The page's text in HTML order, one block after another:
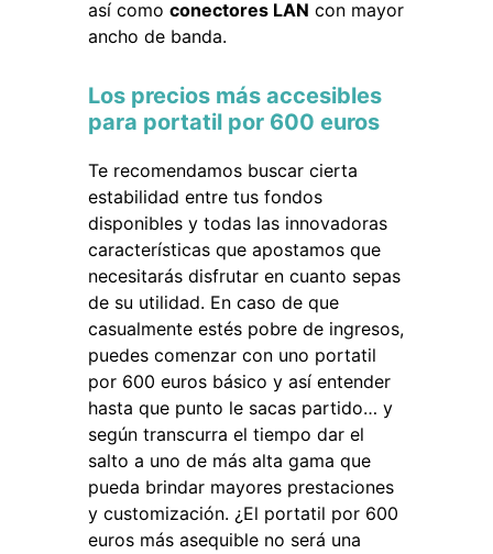
así como conectores LAN con mayor
ancho de banda.
Los precios más accesibles
para portatil por 600 euros
Te recomendamos buscar cierta
estabilidad entre tus fondos
disponibles y todas las innovadoras
características que apostamos que
necesitarás disfrutar en cuanto sepas
de su utilidad. En caso de que
casualmente estés pobre de ingresos,
puedes comenzar con uno portatil
por 600 euros básico y así entender
hasta que punto le sacas partido… y
según transcurra el tiempo dar el
salto a uno de más alta gama que
pueda brindar mayores prestaciones
y customización. ¿El portatil por 600
euros más asequible no será una